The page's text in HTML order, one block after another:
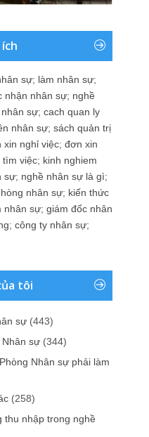
sự; làm nhân sự;
nhận nhân sự; nghề
sự; cach quan ly
nhân sự; sách quản trị
xin nghỉ việc; đơn xin
tìm việc; kinh nghiem
sự; nghề nhân sự là gì;
nhân sự; kiến thức
nhân sự; giám đốc nhân
; công ty nhân sự;
tôi
sự (443)
Nhân sự (344)
Nhân sự phải làm
(258)
thu nhập trong nghề